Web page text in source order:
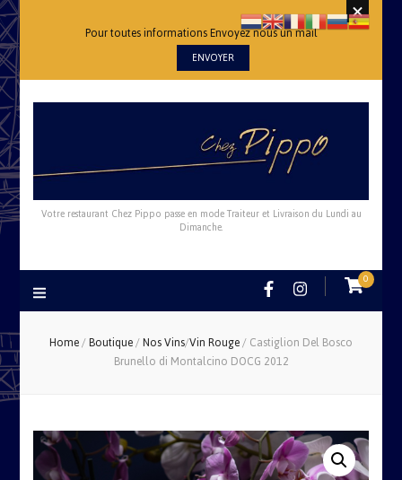
Pour toutes informations Envoyez nous un mail
ENVOYER
Votre restaurant Chez Pippo passe en mode Traiteur et Livraison du Lundi au
Dimanche.
0
Home/Boutique/Nos Vins/Vin Rouge/Castiglion Del Bosco
Brunello di Montalcino DOCG 2012